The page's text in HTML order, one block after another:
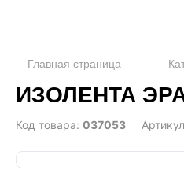
Главная страница
ИЗОЛЕНТА
Код товара: 037053